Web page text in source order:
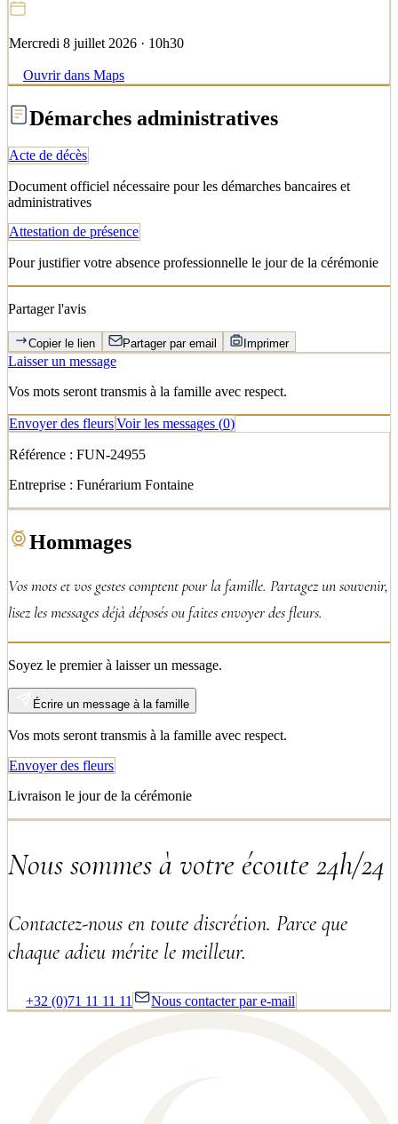
Mercredi 8 juillet 2026 · 10h30
Ouvrir dans Maps
Démarches administratives
Acte de décès
Document officiel nécessaire pour les démarches bancaires et
administratives
Attestation de présence
Pour justifier votre absence professionnelle le jour de la cérémonie
Partager l'avis
Copier le lien Partager par email Imprimer
Laisser un message
Vos mots seront transmis à la famille avec respect.
Envoyer des fleursVoir les messages (0)
Référence : FUN-24955
Entreprise : Funérarium Fontaine
Hommages
Vos mots et vos gestes comptent pour la famille. Partagez un souvenir,
lisez les messages déjà déposés ou faites envoyer des fleurs.
Soyez le premier à laisser un message.
Écrire un message à la famille
Vos mots seront transmis à la famille avec respect.
Envoyer des fleurs
Livraison le jour de la cérémonie
Nous sommes à votre écoute 24h/24
Contactez-nous en toute discrétion. Parce que
chaque adieu mérite le meilleur.
+32 (0)71 11 11 11 Nous contacter par e-mail